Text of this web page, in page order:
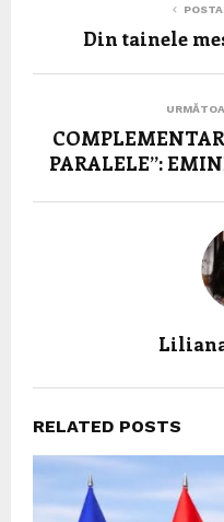
Din tainele
PARALELE”:
RELATED POSTS